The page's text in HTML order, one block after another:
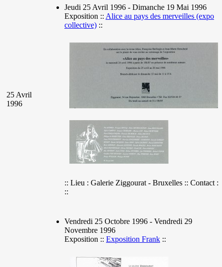
25 Avril
1996
Jeudi 25 Avril 1996 - Dimanche 19 Mai 1996
Exposition :: Alice au pays des merveilles (expo
collective) ::
:: Lieu : Galerie Ziggourat - Bruxelles :: Contact :
::
Vendredi 25 Octobre 1996 - Vendredi 29
Novembre 1996
Exposition :: Exposition Frank ::